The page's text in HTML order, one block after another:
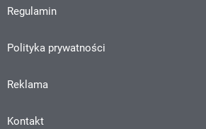
Regulamin
Polityka prywatności
Reklama
Kontakt